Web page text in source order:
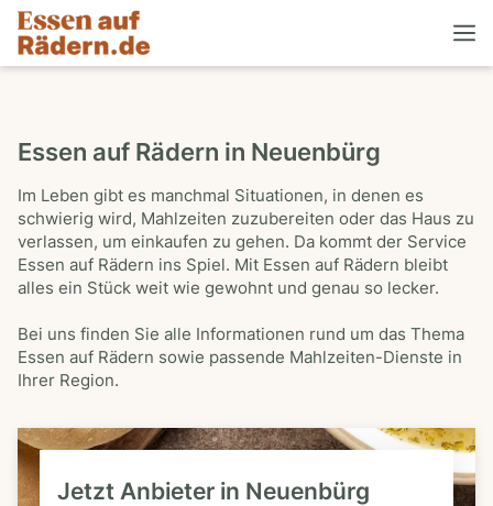
Essen auf Rädern in Neuenbürg
Im Leben gibt es manchmal Situationen, in denen es
schwierig wird, Mahlzeiten zuzubereiten oder das Haus zu
verlassen, um einkaufen zu gehen. Da kommt der Service
Essen auf Rädern ins Spiel. Mit Essen auf Rädern bleibt
alles ein Stück weit wie gewohnt und genau so lecker.
Bei uns finden Sie alle Informationen rund um das Thema
Essen auf Rädern sowie passende Mahlzeiten-Dienste in
Ihrer Region.
Jetzt Anbieter in Neuenbürg